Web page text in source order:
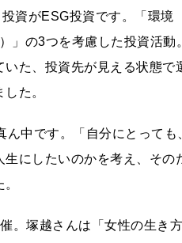
資がESG投資です。「環境
」の3つを考慮した投資活
た、投資先が見える状態で
た。
中です。「自分にとって
にしたいのかを考え、その
。塚越さんは「女性の生き